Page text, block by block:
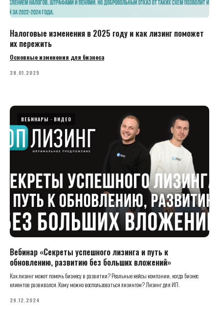
Налоговые изменения в 2025 году и как лизинг поможет
их пережить
Основные изменения для бизнеса
28.01.2025
ВЕБИНАРЫ ВИДЕО
Вебинар «Секреты успешного лизинга и путь к
обновлению, развитию без больших вложений»
Как лизинг может помочь бизнесу в развитии? Реальные кейсы компании, когда бизнес
клиентов развивался. Кому можно воспользоваться лизингом? Лизинг для ИП.
29.12.2024